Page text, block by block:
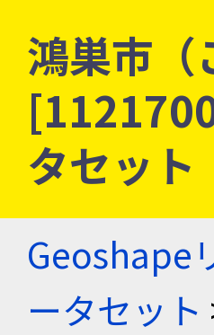
鴻巣市（
タセット
Geoshape
ータセット